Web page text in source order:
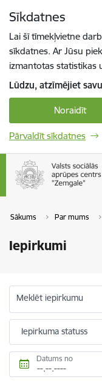
Sīkdatnes
Lai šī tīmekļvietne
sīkdatnes. Ar Jūsu
izmantotas statistikas
Lūdzu, atzīmējiet
Noraidīt
Pārvaldīt sīkdatnes
Sākums Par mums
Iepirkumi
Meklēt iepirkumu
Iepirkuma statuss
Datums no